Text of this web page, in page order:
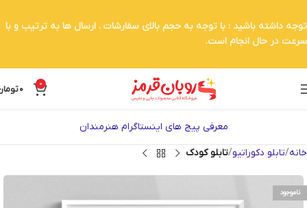
0
0
معرفی پیج های اینستاگرام هنرمندان
خانه تابلو دکوراتیو تابلو کودک
ناموجود
توجه داشته باشید : با توجه به حجم بالای سفارشات . ارسال ها به ترتیب و با
سرعت در حال انجام است.